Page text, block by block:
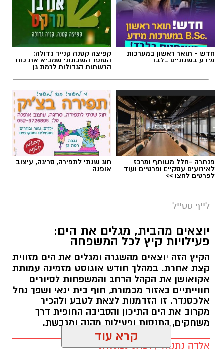
חדש - תואר ראשון במערכות
מידע בשנתיים בלבד
קפיצה קטנה קנייה גדולה:
הסופר השכונתי שמביא את כוח
הרשתות הגדולות לרמת גן
פנתרה -חלל משותף ומרכז
לאירועים עסקיים ופרטיים ועוד
לפרטים לחצו >>
חוג שנתי לתפירה, סריגה, עיצוב
אופנה
לייף סטייל
יוצאים מהבית, מגלים את הים:
פעילויות קיץ לכל המשפחה
הקיץ הזה יוצאים מהשגרה ומגלים את הים מזווית
קצת אחרת. במהלך חודש אוגוסט מזמינה עמותת
אקואושן את הקהל הרחב והמשפחות לסיורים
חווייתיים באזור מכמורת, חוף בית ינאי ושפך נחל
אלכסנדר. זו הזדמנות לצאת לטבע ולהכיר
מקרוב את הים התיכון והסביבה החופית דרך
משחקים, התנסות ופעילות מהנה ומגבשת.
אלדה נתנאל / 09:24 07.08.26
קרא עוד